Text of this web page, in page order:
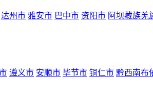
达州市 雅安市 巴中市 资阳市 阿坝藏族羌
遵义市 安顺市 毕节市 铜仁市 黔西南布